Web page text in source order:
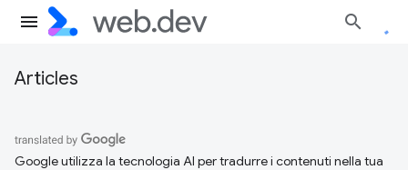
Articles
Google utilizza la tecnologia AI per tradurre i contenuti nella tua